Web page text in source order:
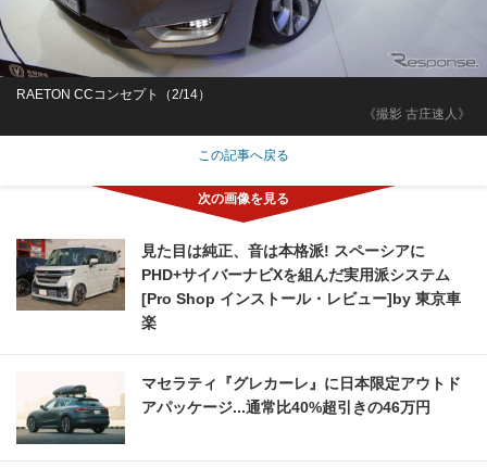
《撮影 古庄速人》
RAETON CCコンセプト（2/14）
この記事へ戻る
見た目は純正、音は本格派! スペーシアに
PHD+サイバーナビXを組んだ実用派システム
[Pro Shop インストール・レビュー]by 東京車
楽
マセラティ『グレカーレ』に日本限定アウトド
アパッケージ...通常比40%超引きの46万円